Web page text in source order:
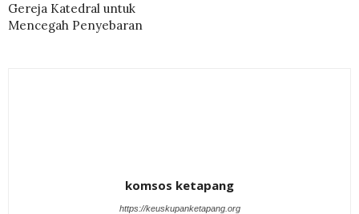
Gereja Katedral untuk
Mencegah Penyebaran
komsos ketapang
https://keuskupanketapang.org